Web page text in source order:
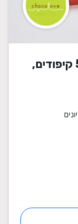
מארז חגיגי משולב - 15 פרלינים, 5 קיפודים,